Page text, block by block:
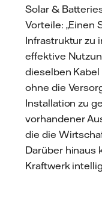
Solar &
Vorteile: „Einen
Infrastruktur zu
effektive
dieselben
ohne die
Installation zu
vorhandener
die die
Darüber hinaus
Kraftwerk